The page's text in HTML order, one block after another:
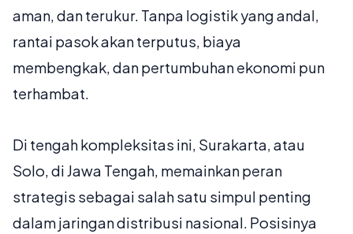
aman, dan terukur. Tanpa logistik yang andal,
rantai pasok akan terputus, biaya
membengkak, dan pertumbuhan ekonomi pun
terhambat.
Di tengah kompleksitas ini, Surakarta, atau
Solo, di Jawa Tengah, memainkan peran
strategis sebagai salah satu simpul penting
dalam jaringan distribusi nasional. Posisinya